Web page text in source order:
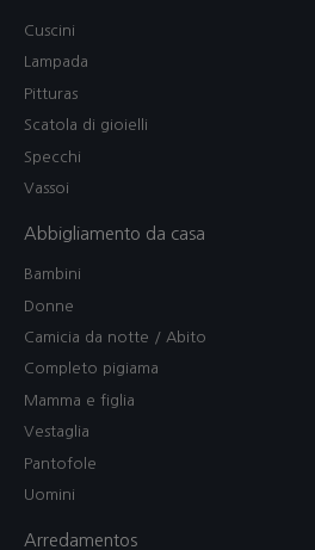
Cuscini
Lampada
Pitturas
Scatola di gioielli
Specchi
Vassoi
Abbigliamento da casa
Bambini
Donne
Camicia da notte / Abito
Completo pigiama
Mamma e figlia
Vestaglia
Pantofole
Uomini
Arredamentos